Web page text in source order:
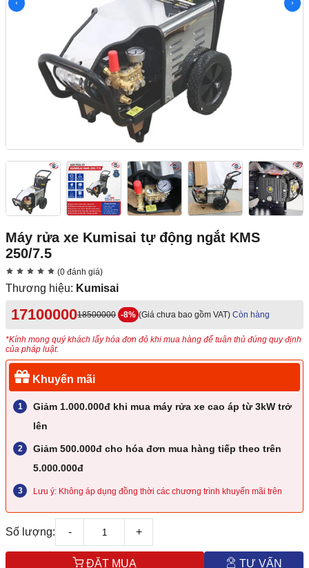
Máy rửa xe Kumisai tự động ngắt KMS
250/7.5
(0 đánh giá)
Thương hiệu: Kumisai
1710000018500000 -8% (Giá chưa bao gồm VAT) Còn hàng
*Kính mong quý khách lấy hóa đơn đỏ khi mua hàng để tuân thủ đúng quy định
của pháp luật.
Khuyến mãi
Giảm 1.000.000đ khi mua máy rửa xe cao áp từ 3kW trở
lên
Giảm 500.000đ cho hóa đơn mua hàng tiếp theo trên
5.000.000đ
Lưu ý: Không áp dụng đồng thời các chương trình khuyến mãi trên
Số lượng: - +
ĐẶT MUA TƯ VẤN